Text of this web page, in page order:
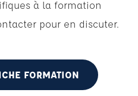
à la formation
pour en discuter.
FORMATION